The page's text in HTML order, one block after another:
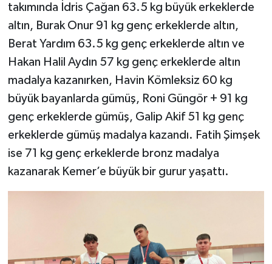
takımında İdris Çağan 63.5 kg büyük erkeklerde
altın, Burak Onur 91 kg genç erkeklerde altın,
Berat Yardım 63.5 kg genç erkeklerde altın ve
Hakan Halil Aydın 57 kg genç erkeklerde altın
madalya kazanırken, Havin Kömleksiz 60 kg
büyük bayanlarda gümüş, Roni Güngör + 91 kg
genç erkeklerde gümüş, Galip Akif 51 kg genç
erkeklerde gümüş madalya kazandı. Fatih Şimşek
ise 71 kg genç erkeklerde bronz madalya
kazanarak Kemer’e büyük bir gurur yaşattı.